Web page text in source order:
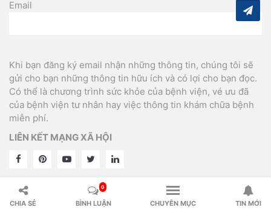
Email
Khi bạn đăng ký email nhận những thông tin, chúng tôi sẽ
gửi cho bạn những thông tin hữu ích và có lợi cho bạn đọc.
Có thể là chương trình sức khỏe của bệnh viện, vé ưu đã
của bệnh viện tư nhân hay việc thông tin khám chữa bệnh
miễn phí.
LIÊN KẾT MẠNG XÃ HỘI
Nhà Tài Trợ: Tấm Poly Hưng Phú Gia /Bàn Thờ Ông Địa
Hello Đà Nẵng
topAZ Review WiKi Thẩm Mỹ,
CHIA SẺ
0
BÌNH LUẬN CHUYÊN MỤC TIN MỚI